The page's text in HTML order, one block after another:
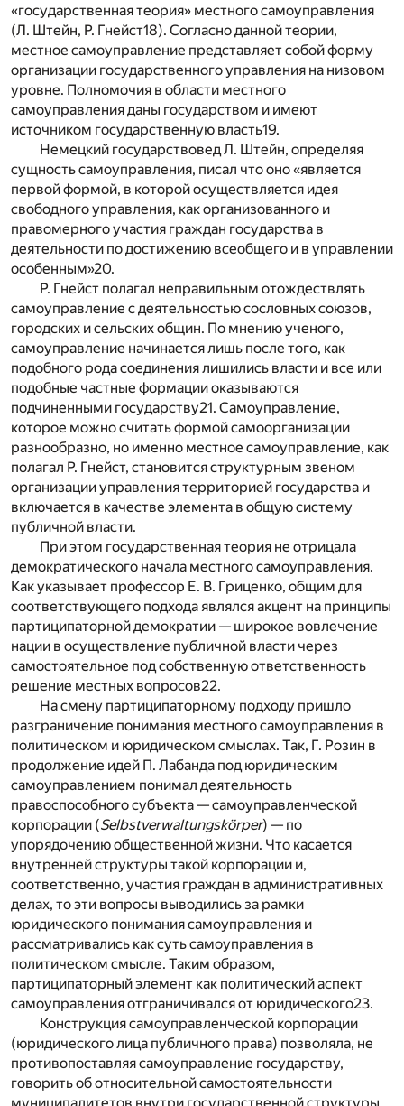
«государственная теория» местного самоуправления
(Л. Штейн, Р. Гнейст18). Согласно данной теории,
местное самоуправление представляет собой форму
организации государственного управления на низовом
уровне. Полномочия в области местного
самоуправления даны государством и имеют
источником государственную власть19.
Немецкий государствовед Л. Штейн, определяя
сущность самоуправления, писал что оно «является
первой формой, в которой осуществляется идея
свободного управления, как организованного и
правомерного участия граждан государства в
деятельности по достижению всеобщего и в управлении
особенным»20.
Р. Гнейст полагал неправильным отождествлять
самоуправление с деятельностью сословных союзов,
городских и сельских общин. По мнению ученого,
самоуправление начинается лишь после того, как
подобного рода соединения лишились власти и все или
подобные частные формации оказываются
подчиненными государству21. Самоуправление,
которое можно считать формой самоорганизации
разнообразно, но именно местное самоуправление, как
полагал Р. Гнейст, становится структурным звеном
организации управления территорией государства и
включается в качестве элемента в общую систему
публичной власти.
При этом государственная теория не отрицала
демократического начала местного самоуправления.
Как указывает профессор Е. В. Гриценко, общим для
соответствующего подхода являлся акцент на принципы
партиципаторной демократии — широкое вовлечение
нации в осуществление публичной власти через
самостоятельное под собственную ответственность
решение местных вопросов22.
На смену партиципаторному подходу пришло
разграничение понимания местного самоуправления в
политическом и юридическом смыслах. Так, Г. Розин в
продолжение идей П. Лабанда под юридическим
самоуправлением понимал деятельность
правоспособного субъекта — самоуправленческой
корпорации (Selbstverwaltungskörper) — по
упорядочению общественной жизни. Что касается
внутренней структуры такой корпорации и,
соответственно, участия граждан в административных
делах, то эти вопросы выводились за рамки
юридического понимания самоуправления и
рассматривались как суть самоуправления в
политическом смысле. Таким образом,
партиципаторный элемент как политический аспект
самоуправления отграничивался от юридического23.
Конструкция самоуправленческой корпорации
(юридического лица публичного права) позволяла, не
противопоставляя самоуправление государству,
говорить об относительной самостоятельности